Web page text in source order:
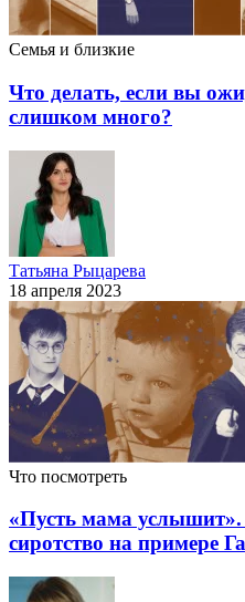
Семья и близкие
Что делать, если вы
слишком много?
Татьяна Рыцарева
18 апреля 2023
Что посмотреть
«Пусть мама услышит».
сиротство на примере